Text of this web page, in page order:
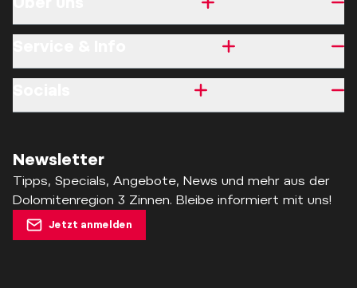
Newsletter
Tipps, Specials, Angebote, News und mehr aus der
Dolomitenregion 3 Zinnen. Bleibe informiert mit uns!
Jetzt anmelden